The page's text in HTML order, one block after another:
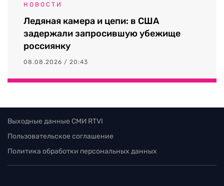
НОВОСТИ
Ледяная камера и цепи: в США
задержали запросившую убежище
россиянку
08.08.2026 / 20:43
Выходные данные СМИ RTVI
Пользовательское соглашение
Политика обработки персональных данных